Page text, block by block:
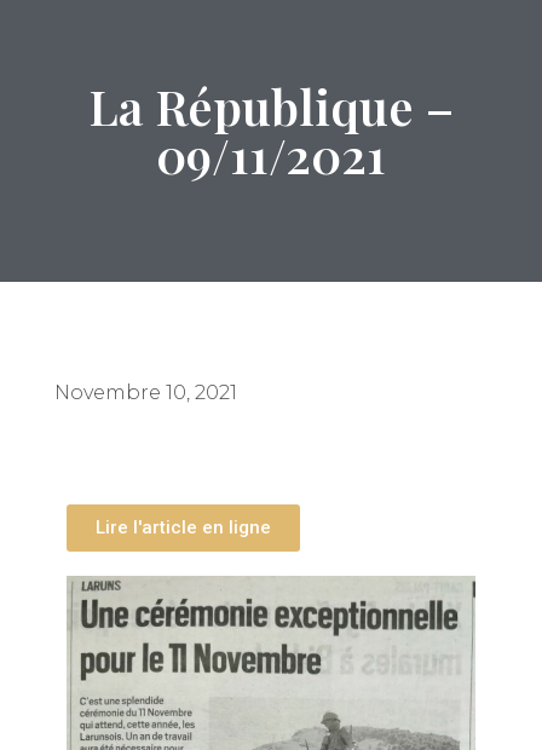
La République –
09/11/2021
Novembre 10, 2021
Lire l'article en ligne